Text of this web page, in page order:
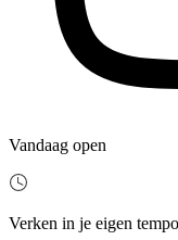
Vandaag open
Verken in je eigen tempo